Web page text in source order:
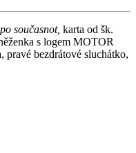
současnot, karta od šk.
s logem MOTOR
pravé bezdrátové sluchátko,